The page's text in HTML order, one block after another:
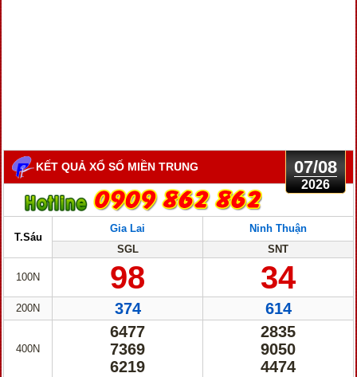
KẾT QUẢ XỔ SỐ MIỀN TRUNG 07/08
2026
T.Sáu
100N
200N
400N
Gia Lai
SGL
98
374
6477
7369
6219
Ninh Thuận
SNT
34
614
2835
9050
4474